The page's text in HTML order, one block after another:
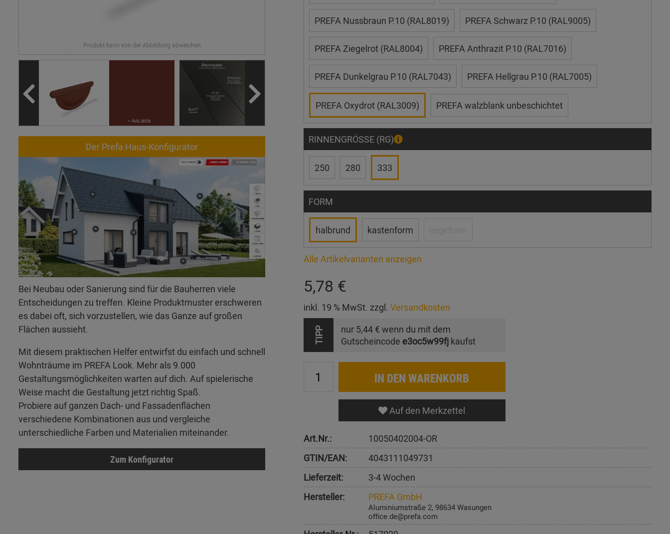
Der Prefa Haus-Konfigurator
Bei Neubau oder Sanierung sind für die Bauherren viele
Entscheidungen zu treffen. Kleine Produktmuster erschweren
es dabei oft, sich vorzustellen, wie das Ganze auf großen
Flächen aussieht.
Mit diesem praktischen Helfer entwirfst du einfach und schnell
Wohnträume im PREFA Look. Mehr als 9.000
Gestaltungsmöglichkeiten warten auf dich. Auf spielerische
Weise macht die Gestaltung jetzt richtig Spaß.
Probiere auf ganzen Dach- und Fassadenflächen
verschiedene Kombinationen aus und vergleiche
unterschiedliche Farben und Materialien miteinander.
Zum Konfigurator
PREFA Nussbraun P.10 (RAL8019) PREFA Schwarz P.10 (RAL9005)
PREFA Ziegelrot (RAL8004) PREFA Anthrazit P.10 (RAL7016)
PREFA Dunkelgrau P.10 (RAL7043) PREFA Hellgrau P.10 (RAL7005)
PREFA Oxydrot (RAL3009) PREFA walzblank unbeschichtet
RINNENGRÖSSE (RG)
250 280 333
FORM
halbrund kastenform
Alle Artikelvarianten anzeigen
5,78 €
inkl. 19 % MwSt. zzgl. Versandkosten
TIPP nur 5,44 € wenn du mit dem
Gutscheincode e3oc5w99fjkaufst
IN DEN WARENKORB
Auf den Merkzettel
Art.Nr.:
10050402004-OR
GTIN/EAN:
4043111049731
Lieferzeit:
3-4 Wochen
Hersteller:
PREFA GmbH
Aluminiumstraße 2, 98634 Wasungen
office.de@prefa.com